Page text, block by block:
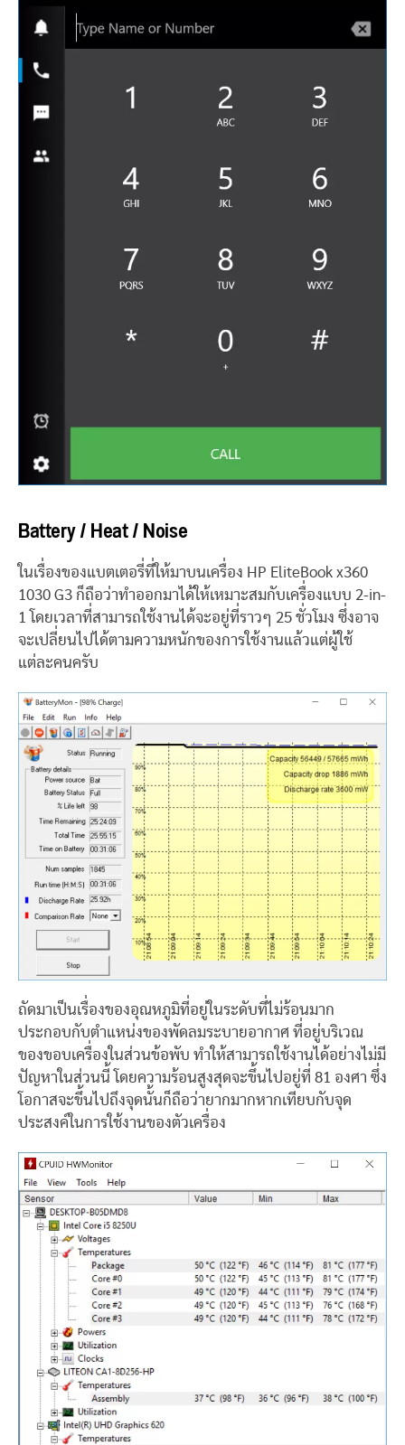
Battery / Heat / Noise
ในเรื่องของแบตเตอรี่ที่ให้มาบนเครื่อง HP EliteBook x360
1030 G3 ก็ถือว่าทำออกมาได้ให้เหมาะสมกับเครื่องแบบ 2-in-
1 โดยเวลาที่สามารถใช้งานได้จะอยู่ที่ราวๆ 25 ชั่วโมง ซึ่งอาจ
จะเปลี่ยนไปได้ตามความหนักของการใช้งานแล้วแต่ผู้ใช้
แต่ละคนครับ
ถัดมาเป็นเรื่องของอุณหภูมิที่อยู่ในระดับที่ไม่ร้อนมาก
ประกอบกับตำแหน่งของพัดลมระบายอากาศ ที่อยู่บริเวณ
ของขอบเครื่องในส่วนข้อพับ ทำให้สามารถใช้งานได้อย่างไม่มี
ปัญหาในส่วนนี้ โดยความร้อนสูงสุดจะขึ้นไปอยู่ที่ 81 องศา ซึ่ง
โอกาสจะขึ้นไปถึงจุดนั้นก็ถือว่ายากมากหากเทียบกับจุด
ประสงค์ในการใช้งานของตัวเครื่อง